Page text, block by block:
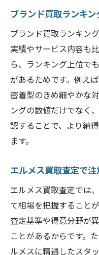
ブランド買取ランキ
ブランド買取ランキン
実績やサービス内容も
ら、ランキング上位で
があるためです。例え
密着型のきめ細やかな
ングの数値だけでなく
認することで、より納
ます。
エルメス買取査定で
エルメス買取査定では
て相場を把握すること
査定基準や得意分野が
ことがあるからです。
ルメスに精通したスタ